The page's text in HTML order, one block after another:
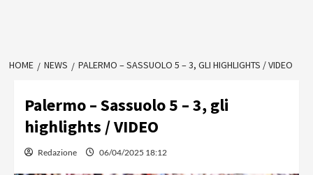
HOME NEWS PALERMO – SASSUOLO 5 – 3, GLI HIGHLIGHTS / VIDEO
Palermo – Sassuolo 5 – 3, gli
highlights / VIDEO
Redazione 06/04/2025 18:12